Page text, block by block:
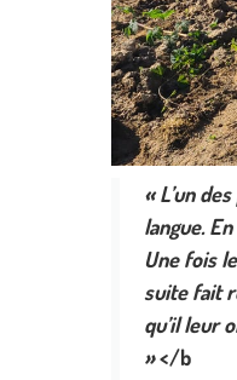
« L’un
langue.
Une fois
suite fait
qu’il leur
»</b